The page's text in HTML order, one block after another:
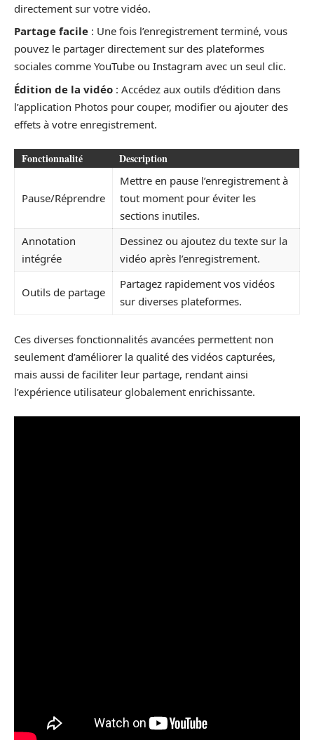
directement sur votre vidéo.
Partage facile : Une fois l’enregistrement terminé, vous
pouvez le partager directement sur des plateformes
sociales comme YouTube ou Instagram avec un seul clic.
Édition de la vidéo : Accédez aux outils d’édition dans
l’application Photos pour couper, modifier ou ajouter des
effets à votre enregistrement.
Fonctionnalité Description
Pause/Réprendre
Mettre en pause l’enregistrement à
tout moment pour éviter les
sections inutiles.
Annotation
intégrée
Dessinez ou ajoutez du texte sur la
vidéo après l’enregistrement.
Outils de partage
Partagez rapidement vos vidéos
sur diverses plateformes.
Ces diverses fonctionnalités avancées permettent non
seulement d’améliorer la qualité des vidéos capturées,
mais aussi de faciliter leur partage, rendant ainsi
l’expérience utilisateur globalement enrichissante.